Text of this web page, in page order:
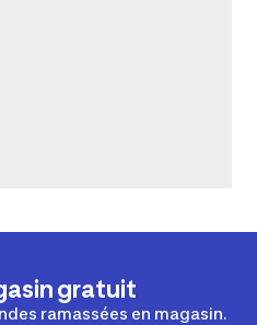
gratuit
ramassées en magasin.